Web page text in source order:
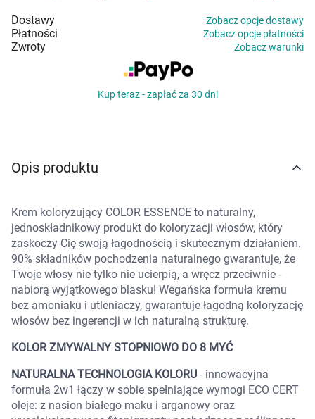
Motoryzacja
Dostawy Zobacz opcje dostawy
Płatności Zobacz opcje płatności
Zwroty Zobacz warunki
Kup teraz - zapłać za 30 dni
Opis produktu
Krem koloryzujący COLOR ESSENCE to naturalny,
jednoskładnikowy produkt do koloryzacji włosów, który
zaskoczy Cię swoją łagodnością i skutecznym działaniem.
90% składników pochodzenia naturalnego gwarantuje, że
Twoje włosy nie tylko nie ucierpią, a wręcz przeciwnie -
nabiorą wyjątkowego blasku! Wegańska formuła kremu
bez amoniaku i utleniaczy, gwarantuje łagodną koloryzację
włosów bez ingerencji w ich naturalną strukturę.
KOLOR ZMYWALNY STOPNIOWO DO 8 MYĆ
NATURALNA TECHNOLOGIA KOLORU - innowacyjna
formuła 2w1 łączy w sobie spełniające wymogi ECO CERT
oleje: z nasion białego maku i arganowy oraz